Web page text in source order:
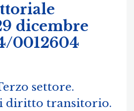
dicembre
0012604
settore.
diritto transitorio.